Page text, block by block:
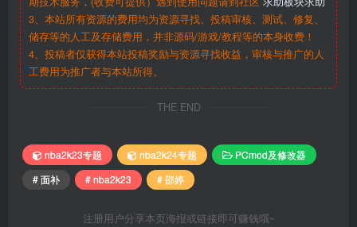
3、本站所有资源的费用均为资源寻找、投稿审核、测试、修复、
储存等的人工及存储费用，并非源码/游戏/教程等的本身收费！
4、投稿者仅获得本站投稿奖励与资源寻找收益，审核与推广的人
工费用为推广者与本站所得。
THE END
nba2k23专题 nba2k24专题
PCmod及修改器
# 面补
# nba2k23 # 邵婷
注册用户分享本页海报或链接即可赚钱哦~